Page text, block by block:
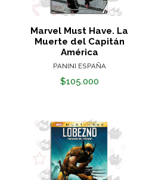
Marvel Must Have. La
Muerte del Capitán
América
PANINI ESPAÑA
$105.000